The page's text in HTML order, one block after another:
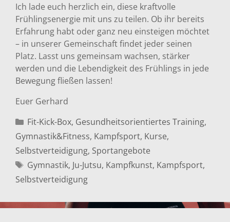
Ich lade euch herzlich ein, diese kraftvolle
Frühlingsenergie mit uns zu teilen. Ob ihr bereits
Erfahrung habt oder ganz neu einsteigen möchtet
– in unserer Gemeinschaft findet jeder seinen
Platz. Lasst uns gemeinsam wachsen, stärker
werden und die Lebendigkeit des Frühlings in jede
Bewegung fließen lassen!
Euer Gerhard
Kategorien
Fit-Kick-Box, Gesundheitsorientiertes Training,
Gymnastik&Fitness, Kampfsport, Kurse,
Selbstverteidigung, Sportangebote
Schlagwörter
Gymnastik, Ju-Jutsu, Kampfkunst, Kampfsport,
Selbstverteidigung